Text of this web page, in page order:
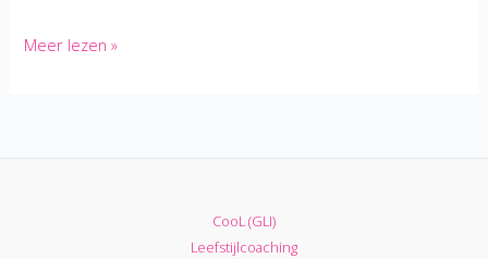
Mag
Meer lezen »
CooL (GLI)
Leefstijlcoaching